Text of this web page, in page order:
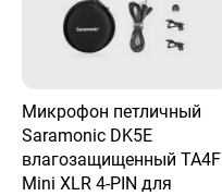
Микрофон петличный
Saramonic DK5E
влагозащищенный TA4F
Mini XLR 4-PIN для